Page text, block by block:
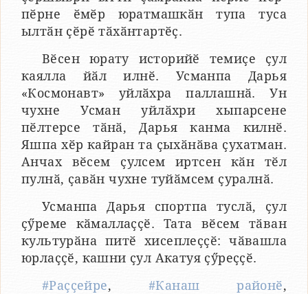
пӗрне ӗмӗр юратмашкӑн тупа туса
ылтӑн ҫӗрӗ тӑхӑнтартӗҫ.
Вӗсен юрату историйӗ темиҫе ҫул
каялла йӑл илнӗ. Усманпа Дарья
«Космонавт» уйлӑхра паллашнӑ. Ун
чухне Усман уйлӑхри хыпарсене
пӗлтерсе тӑнӑ, Дарья канма килнӗ.
Яшпа хӗр кайран та ҫыхӑнӑва ҫухатман.
Анчах вӗсем ҫулсем иртсен кӑн тӗл
пулнӑ, ҫавӑн чухне туйӑмсем ҫуралнӑ.
Усманпа Дарья спортпа туслӑ, ҫул
ҫӳреме кӑмаллаҫҫӗ. Тата вӗсем тӑван
культурӑна питӗ хисеплеҫҫӗ: чӑвашла
юрлаҫҫӗ, кашни ҫул Акатуя ҫӳреҫҫӗ.
#Раҫҫейре, #Канаш районӗ,